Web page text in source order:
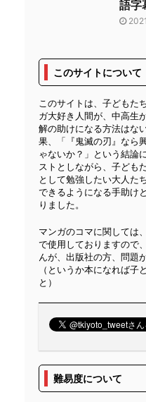
語字
このサイトについて
このサイトは、子どもた
ガ大好き人間が、中高生
解の助けになる方法はな
果、「『鬼滅の刃』なら
ゃないか？」という結論
ストとしながら、子ども
として勉強したい大人た
できるようになる手助け
りました。
マンガのコマに関しては
で使用しておりますので
んが、出版社の方、問題
（というか本になれば子
と）
難易度について